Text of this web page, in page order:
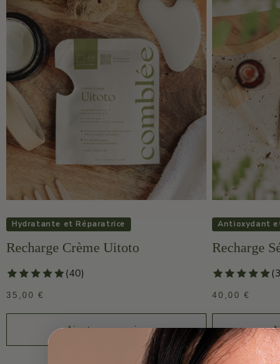
Hydratante et Réparatrice
Recharge Crème Uitoto
(40)
PRIX
35,00 €
Ajouter au panier
Antioxydant
Recharge
PRIX
40,00 €